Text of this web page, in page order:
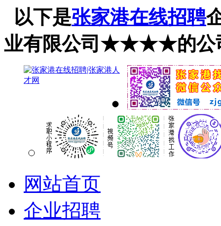
以下是张家港在线招聘
业有限公司★★★★的公
网站首页
企业招聘